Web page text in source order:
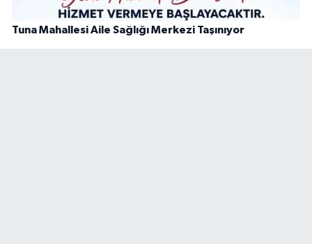
Tuna Mahallesi Aile Sağlığı Merkezi Taşınıyor